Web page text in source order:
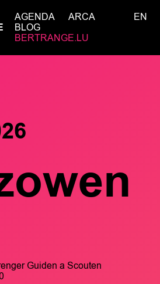
AGENDA
ARCA
BLOG
BERTRANGE.LU
EN
Guiden a Scouten